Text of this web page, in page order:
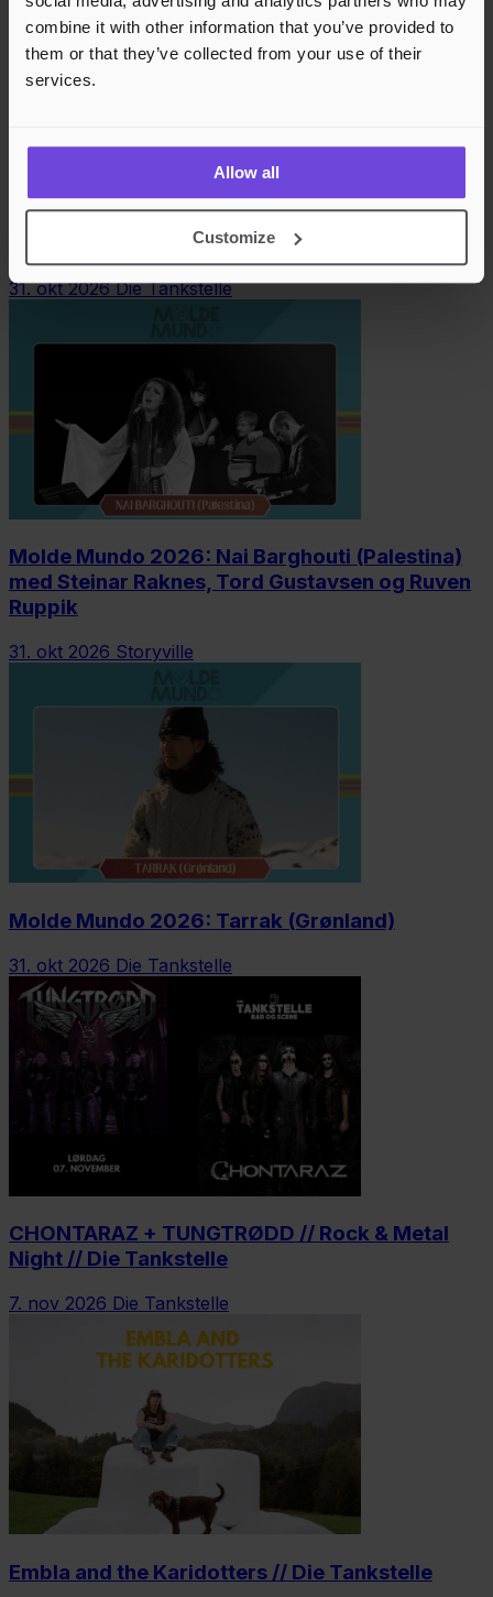
combine it with other information that you’ve provided to
them or that they’ve collected from your use of their
services.
Allow all
Customize
Molde Mundo 2026: Harsha Jerome (Sri Lanka
31. okt 2026Die Tankstelle
Molde Mundo 2026: Nai Barghouti (Palestina)
med Steinar Raknes, Tord Gustavsen og Ruven
Ruppik
31. okt 2026 Storyville
Molde Mundo 2026: Tarrak (Grønland)
31. okt 2026 Die Tankstelle
CHONTARAZ + TUNGTRØDD // Rock & Metal
Night // Die Tankstelle
7. nov 2026 Die Tankstelle
Embla and the Karidotters // Die Tankstelle